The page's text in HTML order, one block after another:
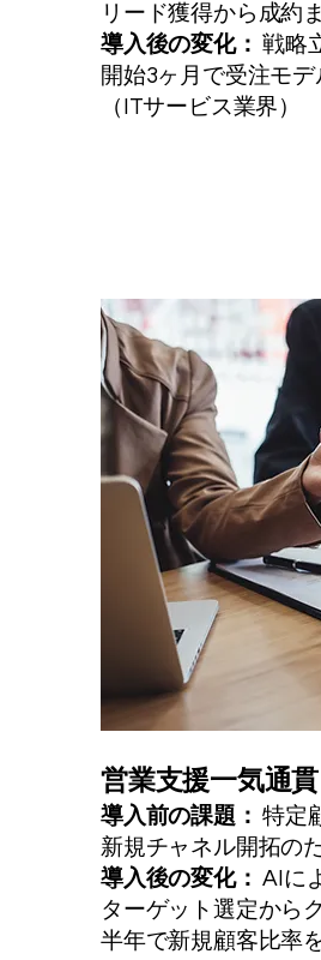
リード獲得から成約
導入後の変化：戦略
開始3ヶ月で受注モデ
（ITサービス業界）
営業支援一気通
導入前の課題：特定
新規チャネル開拓の
導入後の変化：AIに
ターゲット選定から
半年で新規顧客比率